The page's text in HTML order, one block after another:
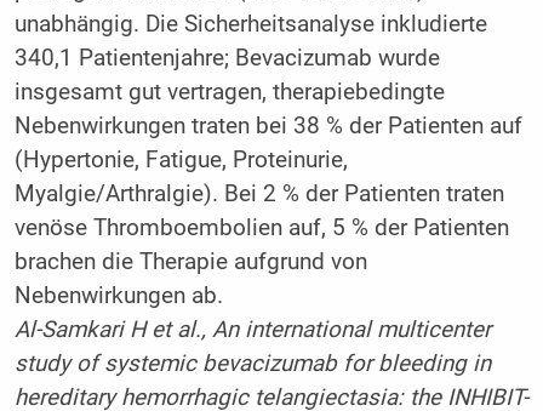
unabhängig. Die Sicherheitsanalyse inkludierte
340,1 Patientenjahre; Bevacizumab wurde
insgesamt gut vertragen, therapiebedingte
Nebenwirkungen traten bei 38 % der Patienten auf
(Hypertonie, Fatigue, Proteinurie,
Myalgie/Arthralgie). Bei 2 % der Patienten traten
venöse Thromboembolien auf, 5 % der Patienten
brachen die Therapie aufgrund von
Nebenwirkungen ab.
Al-Samkari H et al., An international multicenter
study of systemic bevacizumab for bleeding in
hereditary hemorrhagic telangiectasia: the INHIBIT-